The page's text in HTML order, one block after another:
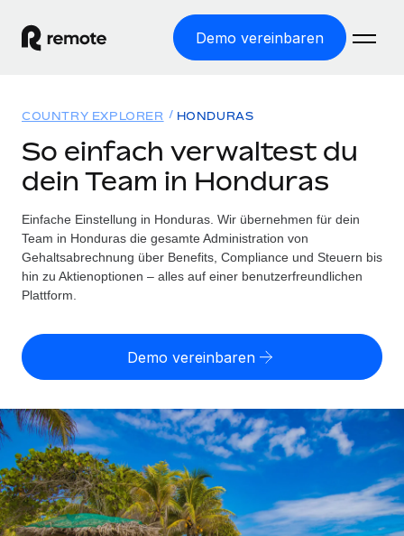
Demo vereinbaren
WELTWEITE BESCHÄFTIGUNG
Globale Payroll
Einfache, rechtssicher Payroll
Employer of Record
Weltweites Wachstum ohne Kosten für Niederlassungen
Contractor of Record
Rechtssichere, weltweite Arbeit mit Freelancer:innen
Globales Onboarding und Verwalten von
Freelancer:innen
PEO
Auslagern von komplexen HR-Aufgaben
Lösungen
WELTWEITE ABDECKUNG
Country Explorer
Länderspezifische Unterstützung bei der Einstellung
Einfache Einstellung in allen US-Bundesstaaten
WACHSTUMSPHASE
Startups
Agile HR- und Payroll-Lösungen für wachsende
Unternehmen
Ressourcen
TOOLS UND RECHNER
Scheinselbstständigkeitsrisiko berechnen
Personalkostenrechner
Gesamtbeschäftigungskosten
Honorarzahlungen berechnen
Informationen zu möglichen Währungen und
Abwicklungsfristen für globale Freelancer:innen
Preise
Nederlands
Français
Deutsch
Anmelden
COUNTRY EXPLORER HONDURAS
So einfach verwaltest du
dein Team in Honduras
Einfache Einstellung in Honduras. Wir übernehmen für dein
Team in Honduras die gesamte Administration von
Gehaltsabrechnung über Benefits, Compliance und Steuern bis
hin zu Aktienoptionen – alles auf einer benutzerfreundlichen
Plattform.
Demo vereinbaren